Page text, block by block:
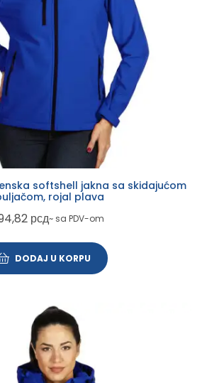
ženska softshell jakna sa skidajućom
rojal plava
рсд~ sa PDV-om
DODAJ U KORPU